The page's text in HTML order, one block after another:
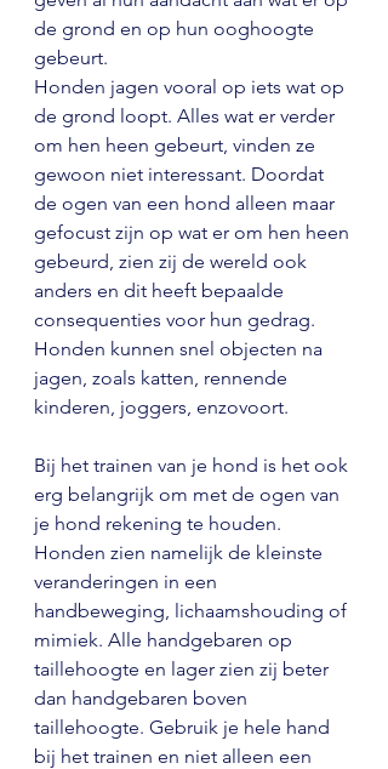
de grond en op hun ooghoogte
gebeurt.
Honden jagen vooral op iets wat op
de grond loopt. Alles wat er verder
om hen heen gebeurt, vinden ze
gewoon niet interessant. Doordat
de ogen van een hond alleen maar
gefocust zijn op wat er om hen heen
gebeurd, zien zij de wereld ook
anders en dit heeft bepaalde
consequenties voor hun gedrag.
Honden kunnen snel objecten na
jagen, zoals katten, rennende
kinderen, joggers, enzovoort.
Bij het trainen van je hond is het ook
erg belangrijk om met de ogen van
je hond rekening te houden.
Honden zien namelijk de kleinste
veranderingen in een
handbeweging, lichaamshouding of
mimiek. Alle handgebaren op
taillehoogte en lager zien zij beter
dan handgebaren boven
taillehoogte. Gebruik je hele hand
bij het trainen en niet alleen een